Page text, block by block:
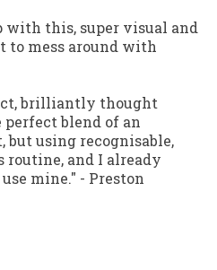
with this, super visual and
to mess around with
brilliantly thought
blend of an
using recognisable,
routine, and I already
mine." - Preston